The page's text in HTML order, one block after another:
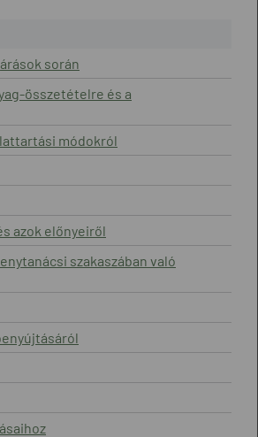
során
összetételre és a
módokról
azok előnyeiről
szakaszában való